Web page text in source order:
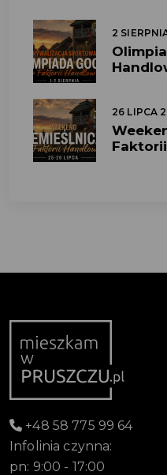
2
26 LIPCA
+48 58 775 99 64
Infolinia czynna:
pn: 9:00 - 17:00